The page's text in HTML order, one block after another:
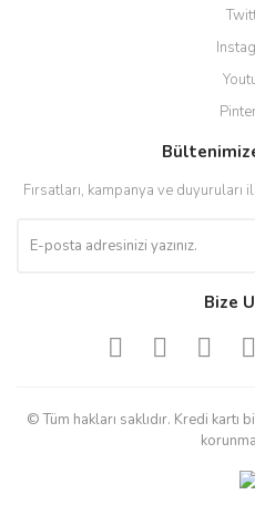
Fırsatları, kampanya ve
Bize
© Tüm hakları saklıdır. Kredi